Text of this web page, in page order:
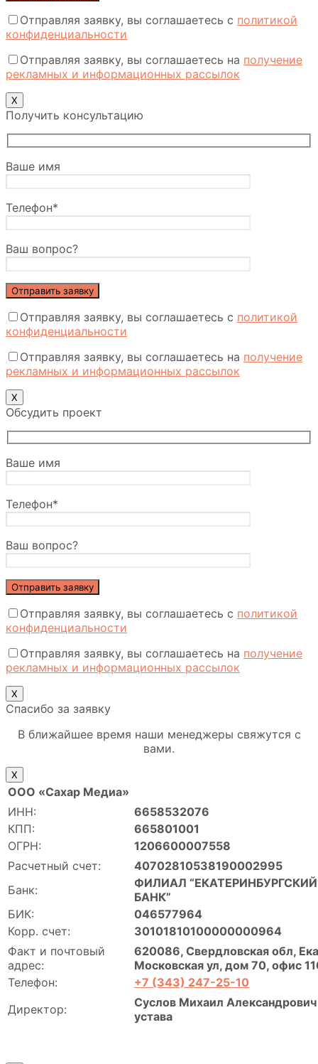
Отправляя заявку, вы соглашаетесь с политикой
конфиденциальности
Отправляя заявку, вы соглашаетесь на получение
рекламных и информационных рассылок
Х
Получить консультацию
Ваше имя
Телефон*
Ваш вопрос?
Отправляя заявку, вы соглашаетесь с политикой
конфиденциальности
Отправляя заявку, вы соглашаетесь на получение
рекламных и информационных рассылок
Х
Обсудить проект
Ваше имя
Телефон*
Ваш вопрос?
Отправляя заявку, вы соглашаетесь с политикой
конфиденциальности
Отправляя заявку, вы соглашаетесь на получение
рекламных и информационных рассылок
Х
Спасибо за заявку
В ближайшее время наши менеджеры свяжутся с
вами.
Х
ООО «Сахар Медиа»
ИНН:
6658532076
КПП:
665801001
ОГРН:
1206600007558
Расчетный счет:
40702810538190002995
Банк:
ФИЛИАЛ
БАНК”
БИК:
046577964
Корр. счет:
30101810100000000964
Факт и почтовый
адрес:
620086, Свердловская обл,
Московская ул, дом 70, офис
Телефон:
+7 (343) 247-25-10
Директор:
Суслов Михаил Александрович
устава